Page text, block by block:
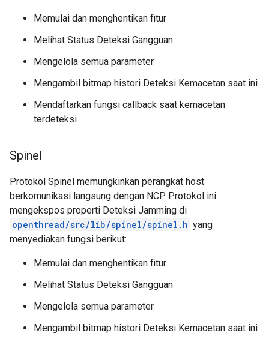
Memulai dan menghentikan fitur
Melihat Status Deteksi Gangguan
Mengelola semua parameter
Mengambil bitmap histori Deteksi Kemacetan saat ini
Mendaftarkan fungsi callback saat kemacetan
terdeteksi
Spinel
Protokol Spinel memungkinkan perangkat host
berkomunikasi langsung dengan NCP. Protokol ini
mengekspos properti Deteksi Jamming di
openthread/src/lib/spinel/spinel.h yang
menyediakan fungsi berikut:
Memulai dan menghentikan fitur
Melihat Status Deteksi Gangguan
Mengelola semua parameter
Mengambil bitmap histori Deteksi Kemacetan saat ini